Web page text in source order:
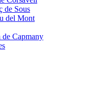
de Sous
del Mont
de Capmany